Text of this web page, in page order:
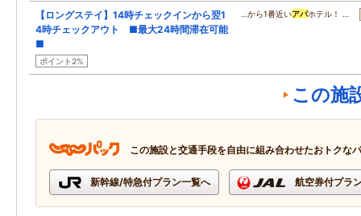
【ロングステイ】14時チェックインから翌1
4時チェックアウト ■最大24時間滞在可能
■
ポイント2%
…から1番近いアパホテル！ …
この施
この施設と交通手段を自由に組み合わせたおトクな
新幹線/特急付プラン一覧へ 航空券付プラ